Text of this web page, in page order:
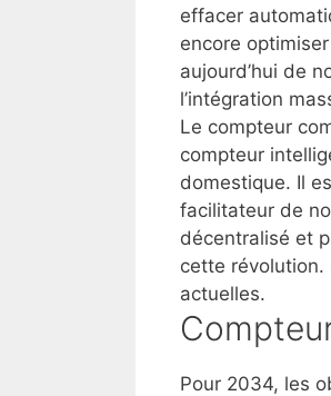
effacer
encore
aujourd’hui de
l’intégration
Le compteur
compteur
domestique. Il
facilitateur de
décentralisé et
cette révolution.
actuelles.
Pour 2034, les